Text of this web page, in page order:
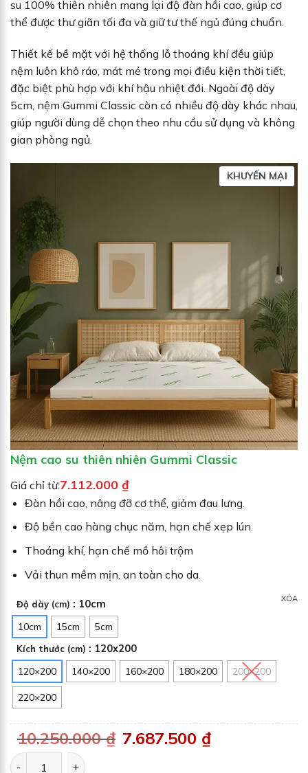
su 100% thiên nhiên mang lại độ đàn hồi cao, giúp cơ
thể được thư giãn tối đa và giữ tư thế ngủ đúng chuẩn.
Thiết kế bề mặt với hệ thống lỗ thoáng khí đều giúp
nệm luôn khô ráo, mát mẻ trong mọi điều kiện thời tiết,
đặc biệt phù hợp với khí hậu nhiệt đới. Ngoài độ dày
5cm, nệm Gummi Classic còn có nhiều độ dày khác nhau,
giúp người dùng dễ chọn theo nhu cầu sử dụng và không
gian phòng ngủ.
KHUYẾN MẠIS
Ả
A
N
G
G
I
Ả
M
G
I
Á
Nệm cao su thiên nhiên Gummi Classic
Giá chỉ từ:7.112.000 ₫
Đàn hồi cao, nâng đỡ cơ thể, giảm đau lưng.
Độ bền cao hàng chục năm, hạn chế xẹp lún.
Thoáng khí, hạn chế mồ hôi trộm
Vải thun mềm mịn, an toàn cho da.
Độ dày (cm) : 10cm
10cm
15cm 5cm
Kích thước (cm) : 120x200
120×200
140×200 160×200 180×200 200×200
220×200
XÓA
10.250.000₫ G
i7.687.500 ₫G
Nệm cao su thiên nhiên Gummi Classic số lượng